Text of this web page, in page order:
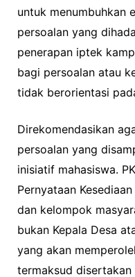
untuk menumbuhkan
persoalan yang
penerapan iptek
bagi persoalan atau
tidak berorientasi
Direkomendasikan
persoalan yang
inisiatif mahasiswa.
Pernyataan
dan kelompok
bukan Kepala Desa
yang akan
termaksud